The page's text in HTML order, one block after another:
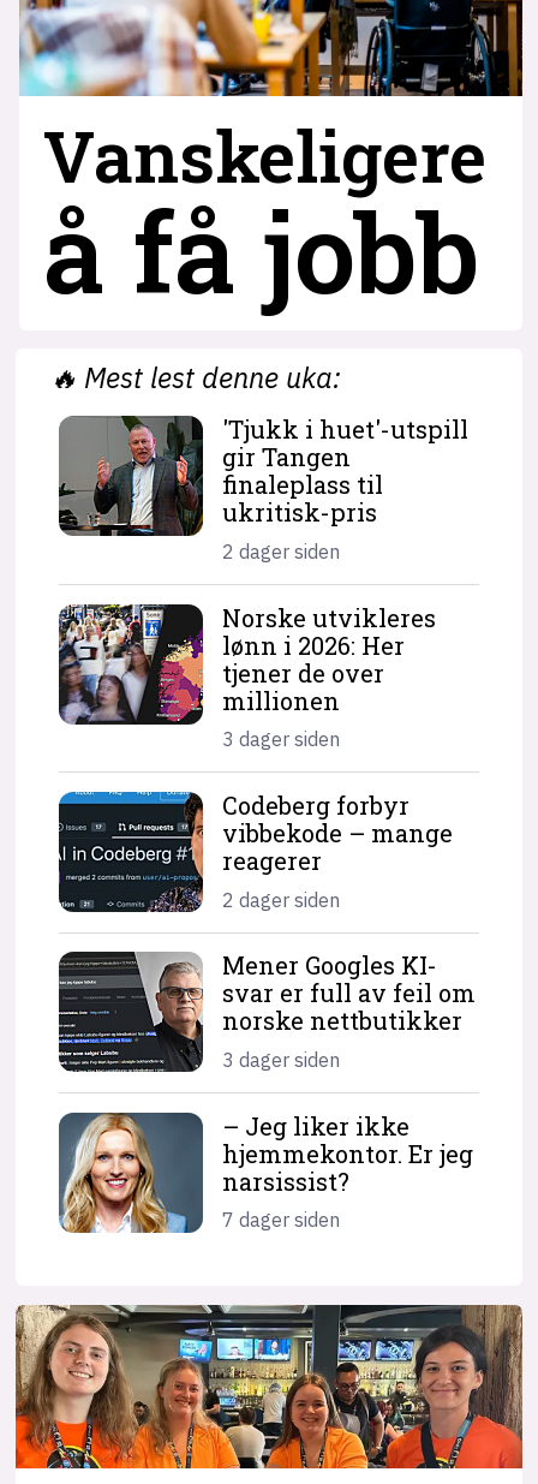
Vanskeligere
å få jobb
🔥 Mest lest denne uka:
'Tjukk i huet'-utspill
gir Tangen
finaleplass til
ukritisk-pris
2 dager siden
Norske utvikleres
lønn i 2026: Her
tjener de over
millionen
3 dager siden
Codeberg forbyr
vibbekode – mange
reagerer
2 dager siden
Mener Googles KI-
svar er full av feil om
norske nettbutikker
3 dager siden
– Jeg liker ikke
hjemme­kontor. Er jeg
narsissist?
7 dager siden